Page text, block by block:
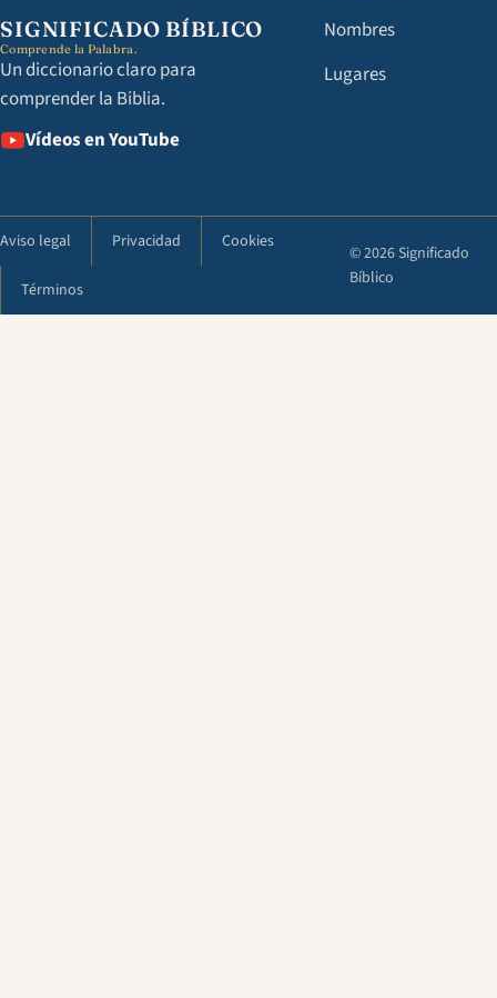
SIGNIFICADO BÍBLICO
Comprende la Palabra.
Un diccionario claro para
comprender la Biblia.
Vídeos en YouTube
Nombres
Lugares
Aviso legal Privacidad Cookies
Términos
© 2026 Significado
Bíblico